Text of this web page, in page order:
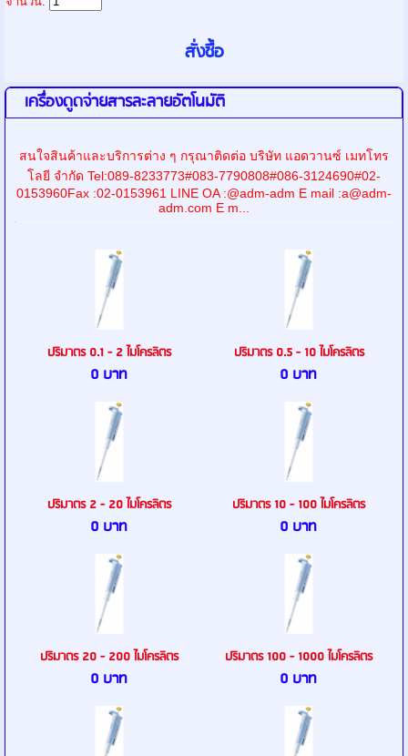
เครื่องดูดจ่ายสารละลายอัตโนมัติ
สนใจสินค้าและบริการต่าง ๆ กรุณาติดต่อ บริษัท แอดวานซ์ เมทโทร
โลยี จำกัด Tel:089-8233773#083-7790808#086-3124690#02-
0153960Fax :02-0153961 LINE OA :@adm-adm E mail :a@adm-
adm.com E m...
ปริมาตร 0.1 - 2 ไมโครลิตร
0 บาท
ปริมาตร 0.5 - 10 ไมโครลิตร
0 บาท
ปริมาตร 2 - 20 ไมโครลิตร
0 บาท
ปริมาตร 10 - 100 ไมโครลิตร
0 บาท
ปริมาตร 20 - 200 ไมโครลิตร
0 บาท
ปริมาตร 100 - 1000 ไมโครลิตร
0 บาท